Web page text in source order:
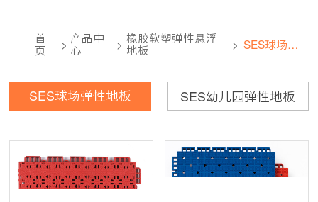
首
页
>
产品中
心
>
橡胶软塑弹性悬浮
地板
> SES球场弹
性地板
SES球场弹性地板 SES幼儿园弹性地板